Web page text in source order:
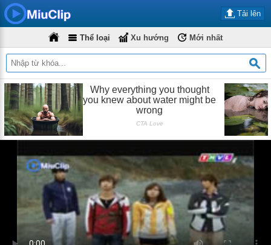
Tải lên
Thể loại Xu hướng Mới nhất